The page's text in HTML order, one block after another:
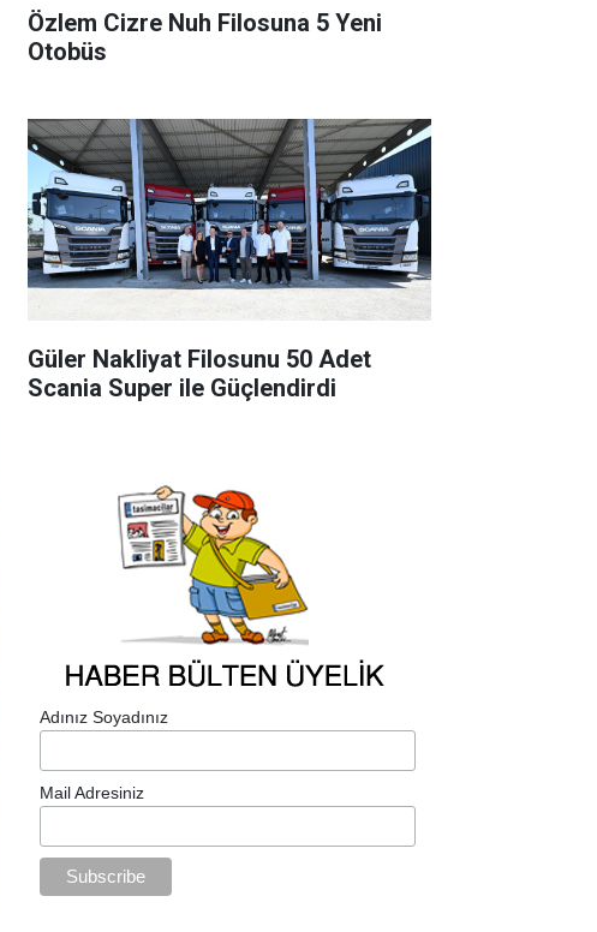
Özlem Cizre Nuh Filosuna 5 Yeni
Otobüs
Güler Nakliyat Filosunu 50 Adet
Scania Super ile Güçlendirdi
Adınız Soyadınız
Mail Adresiniz